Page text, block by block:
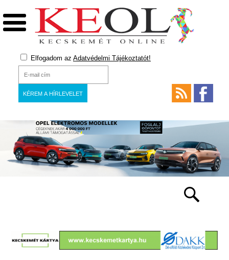
Elfogadom az Adatvédelmi Tájékoztatót!